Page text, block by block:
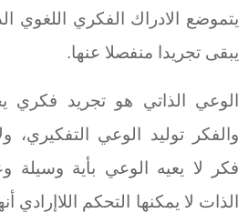
يتموضع الادراك الفكري اللغوي
يبقى تجريدا منفصلا عنها.
الوعي الذاتي هو تجريد فكري
والفكر توليد الوعي التفكيري،
فكر لا يعيه الوعي بأية وسيلة
الذات لا يمكنها التحكم اللاإرادي